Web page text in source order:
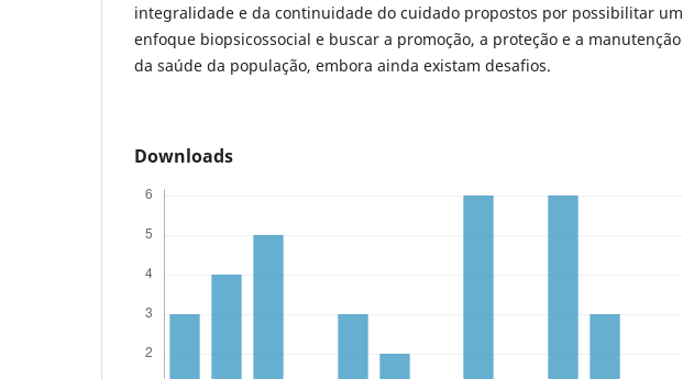
integralidade e da continuidade do cuidado propostos por possibilitar um
enfoque biopsicossocial e buscar a promoção, a proteção e a manutenção
da saúde da população, embora ainda existam desafios.
Downloads